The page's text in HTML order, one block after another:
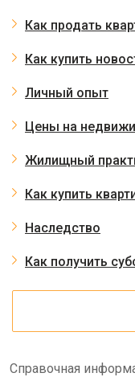
Как продать
Как купить
Личный опыт
Цены на
Жилищный
Как купить
Наследство
Как получить
Справочная